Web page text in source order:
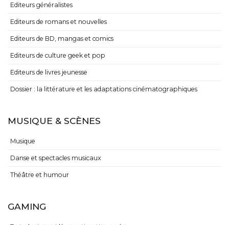
Editeurs généralistes
Editeurs de romans et nouvelles
Editeurs de BD, mangas et comics
Editeurs de culture geek et pop
Editeurs de livres jeunesse
Dossier : la littérature et les adaptations cinématographiques
MUSIQUE & SCÈNES
Musique
Danse et spectacles musicaux
Théâtre et humour
GAMING